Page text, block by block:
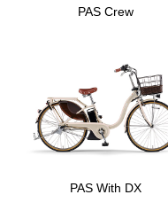
PAS Crew
PAS With DX